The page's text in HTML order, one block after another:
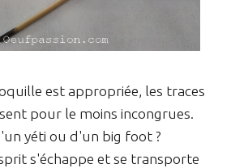
est appropriée, les traces
pour le moins incongrues.
yéti ou d'un big foot ?
s'échappe et se transporte